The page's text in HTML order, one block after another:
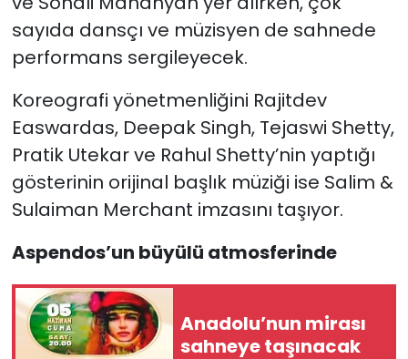
sayıda dansçı ve müzisyen de sahnede
performans sergileyecek.
Koreografi yönetmenliğini Rajitdev
Easwardas, Deepak Singh, Tejaswi Shetty,
Pratik Utekar ve Rahul Shetty’nin yaptığı
gösterinin orijinal başlık müziği ise Salim &
Sulaiman Merchant imzasını taşıyor.
Aspendos’un büyülü atmosferinde
Anadolu’nun mirası
sahneye taşınacak